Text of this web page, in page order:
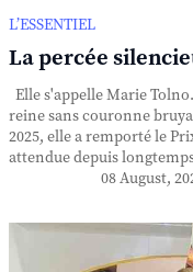
L’ESSENTIEL
La percée
Elle s'appelle Marie
reine sans couronne
2025, elle a remporté le
attendue depuis
08 August,